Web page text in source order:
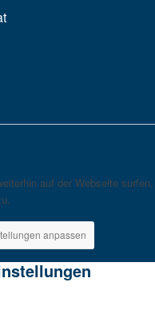
auf der Webseite surfen,
anpassen